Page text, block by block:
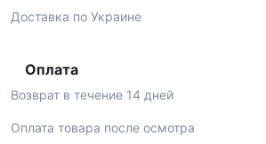
Доставка по Украине
Оплата
Возврат в течение 14 дней
Оплата товара после осмотра